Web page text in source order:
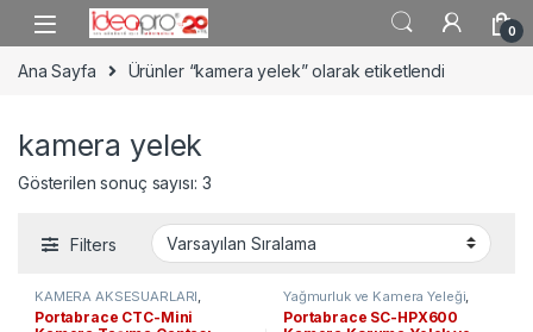
Skip to navigation
Skip to content
0
Ana Sayfa Ürünler “kamera yelek” olarak etiketlendi
kamera yelek
Gösterilen sonuç sayısı: 3
Filters
KAMERA AKSESUARLARI
Taşıma Çantaları
Portabrace CTC-Mini
Yağmurluk ve Kamera Yeleği
KAMERA AKSESUARLARI
Portabrace SC-HPX600